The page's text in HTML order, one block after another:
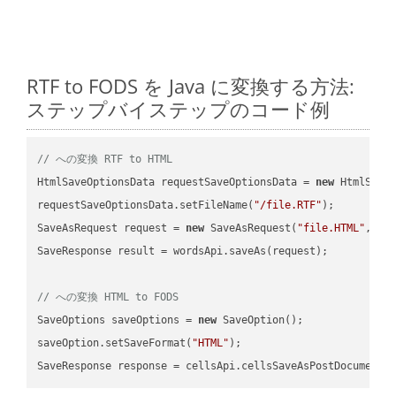
RTF to FODS を Java に変換する方法:
ステップバイステップのコード例
// への変換 RTF to HTML
HtmlSaveOptionsData requestSaveOptionsData = new
requestSaveOptionsData.setFileName( "/file.RTF" );
SaveAsRequest request = new SaveAsRequest( "file.HTML"
SaveResponse result = wordsApi.saveAs(request);
// への変換 HTML to FODS
SaveOptions saveOptions = new SaveOption();
saveOption.setSaveFormat( "HTML" );
SaveResponse response =